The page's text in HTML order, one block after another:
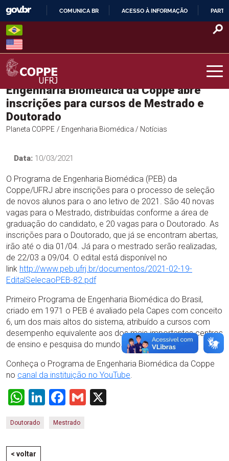
Skip
content
O
COMUNICA BR ACESSO À INFORMAÇÃO
COPPE – UFRJ
Engenharia Biomédica da Coppe abre
inscrições para cursos de Mestrado e
Doutorado
Planeta COPPE / Engenharia Biomédica / Notícias
Data: 10/03/2021
O Programa de Engenharia Biomédica (PEB) da
Coppe/UFRJ abre inscrições para o processo de seleção
de novos alunos para o ano letivo de 2021. São 40 novas
vagas para o Mestrado, distribuídas conforme a área de
graduação do candidato, e 20 vagas para o Doutorado. As
inscrições para o Doutorado, que já se encontram abertas,
irão até o dia 01/04. Já para o mestrado serão realizadas,
de 22/03 a 09/04. O edital está disponível no
link http://www.peb.ufrj.br/documentos/2021-02-19-
EditalSelecaoPEB-82.pdf
Primeiro Programa de Engenharia Biomédica do Brasil,
criado em 1971 o PEB é avaliado pela Capes com conceito
6, um dos mais altos do sistema, atribuído a cursos com
desempenho equivalente aos dos mais importantes centros
de ensino e pesquisa do mundo.
Conheça o Programa de Engenharia Biomédica da Coppe
no canal da instituição no YouTube.
WhatsApp
LinkedIn
Facebook
Gmail
Doutorado Mestrado
< voltar